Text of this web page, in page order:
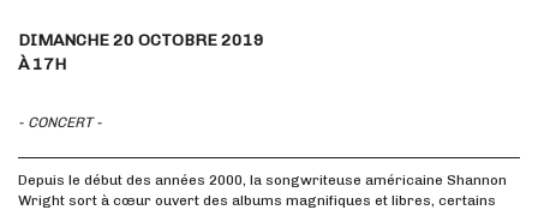
DIMANCHE 20 OCTOBRE 2019
À 17H
- CONCERT -
Depuis le début des années 2000, la songwriteuse américaine Shannon
Wright sort à cœur ouvert des albums magnifiques et libres, certains